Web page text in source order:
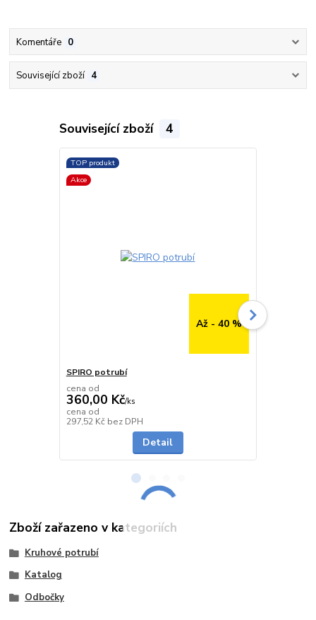
Komentáře 0
Související zboží 4
Související zboží 4
TOP produkt
Akce
Až - 40 %
SPIRO potrubí
cena od
360,00 Kč/ks
cena od
297,52 Kč bez DPH
Detail
Zboží zařazeno v kategoriích
Kruhové potrubí
Katalog
Odbočky